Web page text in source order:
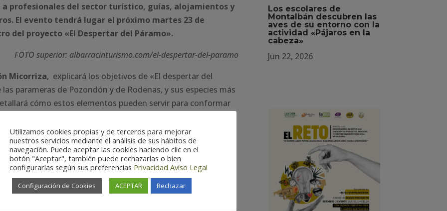
profesionales del sector turístico, guías, alojamientos y
El evento tendrá lugar el próximo martes 23 de
del proyecto «El Despertar del Páramo».
FOTO superior: albarracinturismo.com/el-despertar-del-paramo
Micorriza, explicará los objetivos de «El despertar del
parameras de Pozondón y de Rodenas, y sus especies más
cómo estos elementos pueden servir para conformar
de conservación de aves,
conservación de aves y turismo ornitológico y cuyo
los valores intrínsecos del páramo e involucrarla en la
alondra ricotí.
ejemplos ya desarrollados en territorios con valores
para atraer al turista internacional y se expondrá cómo la
de sus valores, tanto a clientes como a empleados, puede
Los escolares de
Montalbán descubren las
aves de su entorno con la
actividad «Pájaros en la
cabeza»
Jun 22, 2026
Utilizamos cookies propias y de terceros para mejorar
nuestros servicios mediante el análisis de sus hábitos de
navegación. Puede aceptar las cookies haciendo clic en el
botón "Aceptar", también puede rechazarlas o bien
configurarlas según sus preferencias Privacidad Aviso Legal
Configuración de Cookies ACEPTAR Rechazar